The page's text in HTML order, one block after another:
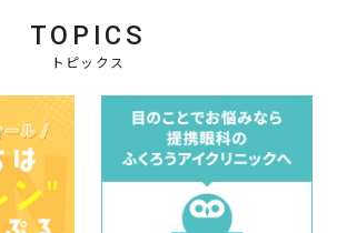
TOPICS
トピックス